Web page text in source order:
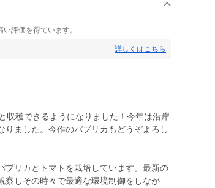
評価を得ています。
詳しくはこちら
収穫できるようになりました！今年は沿岸
ました。今作のパプリカもどうぞよろし
プリカとトマトを栽培しています。最新の
察しその時々で最適な環境制御をしなが